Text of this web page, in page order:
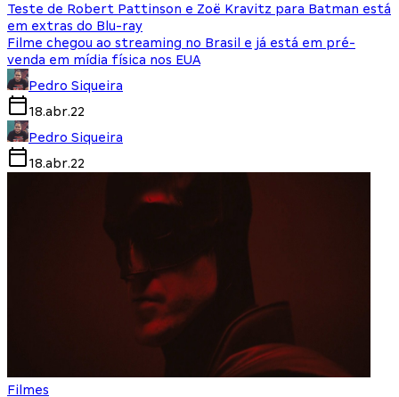
Teste de Robert Pattinson e Zoë Kravitz para Batman está
em extras do Blu-ray
Filme chegou ao streaming no Brasil e já está em pré-
venda em mídia física nos EUA
Pedro Siqueira
18.abr.22
Pedro Siqueira
18.abr.22
Filmes